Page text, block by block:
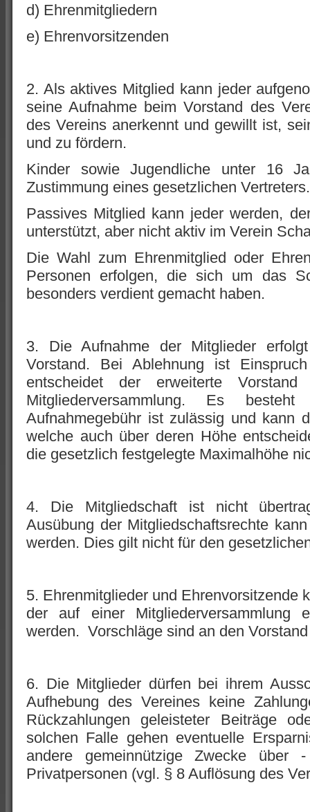
d) Ehrenmitgliedern
e) Ehrenvorsitzenden
2. Als aktives Mitglied kann jeder
seine Aufnahme beim Vorstand des
des Vereins anerkennt und gewillt ist,
und zu fördern.
Kinder sowie Jugendliche unter 16
Zustimmung eines gesetzlichen Vertreters.
Passives Mitglied kann jeder werden,
unterstützt, aber nicht aktiv im Verein
Die Wahl zum Ehrenmitglied oder
Personen erfolgen, die sich um das
besonders verdient gemacht haben.
3. Die Aufnahme der Mitglieder
Vorstand. Bei Ablehnung ist
entscheidet der erweiterte
Mitgliederversammlung. Es
Aufnahmegebühr ist zulässig und kann
welche auch über deren Höhe
die gesetzlich festgelegte Maximalhöhe
4. Die Mitgliedschaft ist nicht
Ausübung der Mitgliedschaftsrechte
werden. Dies gilt nicht für den
5. Ehrenmitglieder und Ehrenvorsitzende
der auf einer Mitgliederversammlung
werden. Vorschläge sind an den
6. Die Mitglieder dürfen bei ihrem
Aufhebung des Vereines keine
Rückzahlungen geleisteter Beiträge
solchen Falle gehen eventuelle
andere gemeinnützige Zwecke
Privatpersonen (vgl. § 8 Auflösung des